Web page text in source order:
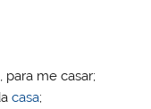
me casar;
casa;